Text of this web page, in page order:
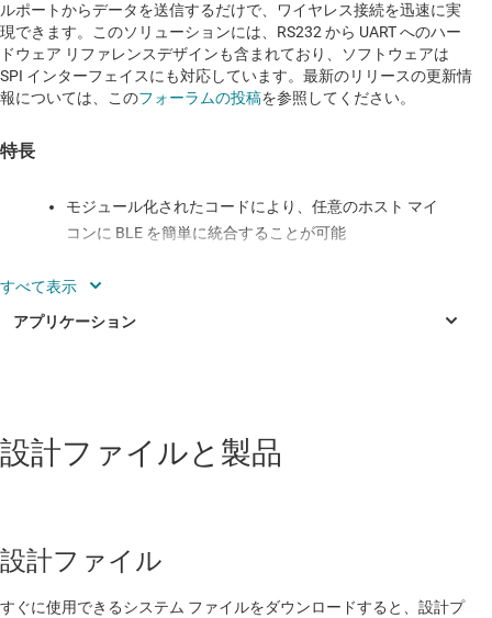
ルポートからデータを送信するだけで、ワイヤレス接続を迅速に実
現できます。このソリューションには、RS232 から UART へのハー
ドウェア リファレンスデザインも含まれており、ソフトウェアは
SPI インターフェイスにも対応しています。最新のリリースの更新情
報については、このフォーラムの投稿を参照してください。
特長
モジュール化されたコードにより、任意のホスト マイ
コンに BLE を簡単に統合することが可能
非同期および同期シリアル インターフェイスをサポー
TI のロイヤリティフリー BLE スタックを使用
Bluetooth 4.0/4.1/4.2 の実装に対応
SimpleLink CC2650 SensorTag キットや CC2640R2
X 線スタティック検出器
設計ファイルと製品
設計ファイル
すぐに使用できるシステム ファイルをダウンロードすると、設計プ